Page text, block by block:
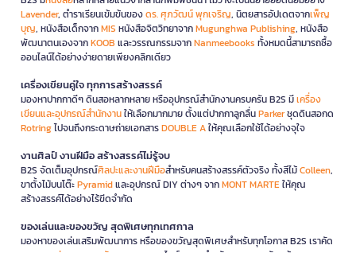
Lavender, ตำราเรียนเข้มข้นของดร. ศุภวัฒน์ พุกเจริญ, นิตยสารอัปเดตจากเพ็ญ
บุญ, หนังสือเด็กจากMIS หนังสือจิตวิทยาจากMugunghwa Publishing, หนังสือ
พัฒนาตนเองจากKOOB และวรรณกรรมจากNanmeebooks ทั้งหมดนี้สามารถซื้อ
ออนไลน์ได้อย่างง่ายดายเพียงคลิกเดียว
เครื่องเขียนคู่ใจ ทุกการสร้างสรรค์
มองหาปากกาดีๆ ดินสอหลากหลาย หรืออุปกรณ์สำนักงานครบครัน B2S มีเครื่อง
เขียนและอุปกรณ์สำนักงานให้เลือกมากมาย ตั้งแต่ปากกาลูกลื่นParkerชุดดินสอกด
Rotringไปจนถึงกระดาษถ่ายเอกสารDOUBLE Aให้คุณเลือกใช้ได้อย่างจุใจ
งานศิลป์ งานฝีมือ สร้างสรรค์ไม่รู้จบ
B2S จัดเต็มอุปกรณ์ศิลปะและงานฝีมือสำหรับคนสร้างสรรค์ตัวจริง ทั้งสีไม้Colleen,
ขาตั้งไม้บนโต๊ะPyramidและอุปกรณ์ DIY ต่างๆ จากMONT MARTEให้คุณ
สร้างสรรค์ได้อย่างไร้ขีดจำกัด
ของเล่นและของขวัญ สุดพิเศษทุกเทศกาล
มองหาของเล่นเสริมพัฒนาการ หรือของขวัญสุดพิเศษสำหรับทุกโอกาส B2S เราคัด